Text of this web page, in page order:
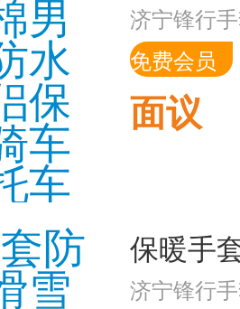
济宁锋行
免费会员
面议
济宁锋行